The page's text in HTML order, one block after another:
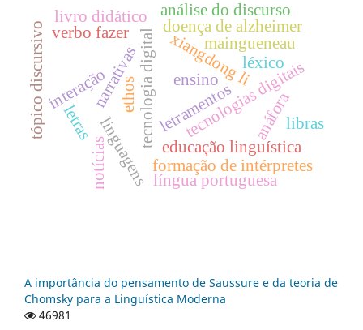
linguagens
letramentos
ensino
tecnologia digital educação linguística
tecnologias digitais
xiangdong li
formação de intérpretes
doença de alzheimer
narrativas
interação
tópico discursivo verbo fazer
anáfora
livro didático
língua portuguesa
análise do discurso
ethos
maingueneau
léxico
libras
notícias
letras
A importância do pensamento de Saussure e da teoria de
Chomsky para a Linguística Moderna
46981